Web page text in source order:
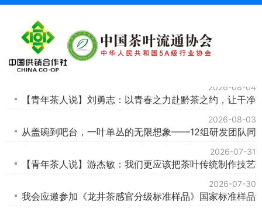
协会动态
2026-08-05
2026-08-04
2026-08-03
2026-07-31
2026-07-30
我会应邀参加《龙井茶感官分级标准样品》国家标准样品